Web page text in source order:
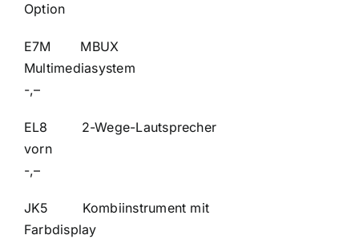
Option
E7M MBUX
-,–
EL8 2-Wege-Lautsprecher
-,–
JK5 Kombiinstrument mit